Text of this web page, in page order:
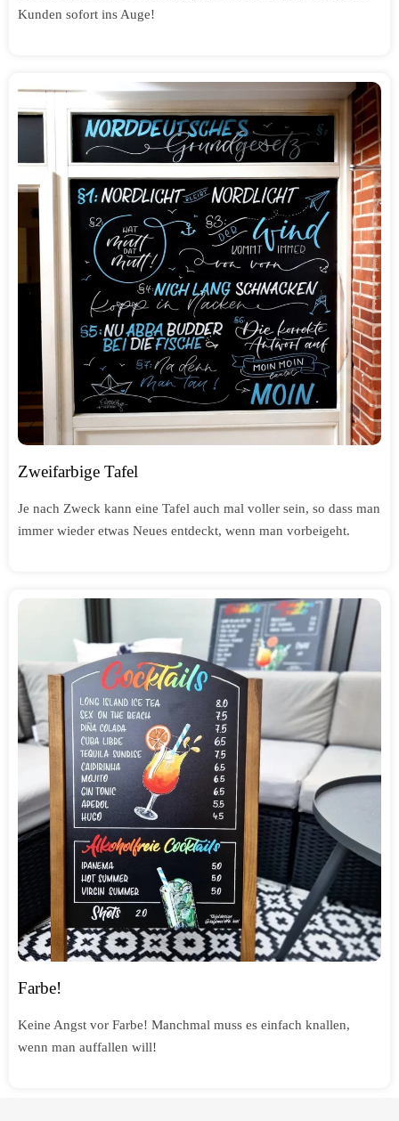
Kunden sofort ins Auge!
Zweifarbige Tafel
Je nach Zweck kann eine Tafel auch mal voller sein, so dass man
immer wieder etwas Neues entdeckt, wenn man vorbeigeht.
Farbe!
Keine Angst vor Farbe! Manchmal muss es einfach knallen,
wenn man auffallen will!